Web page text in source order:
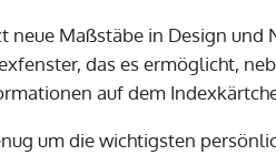
neue Maßstäbe in Design
das es ermöglicht,
auf dem
um die wichtigsten